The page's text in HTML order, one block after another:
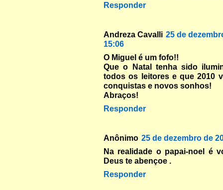
Responder
Andreza Cavalli 25 de
15:06
O Miguel é um fofo!!
Que o Natal tenha sido
todos os leitores e que 2010
conquistas e novos sonhos!
Abraços!
Responder
Anônimo 25 de dezembro de
Na realidade o papai-noel é
Deus te abençoe .
Responder